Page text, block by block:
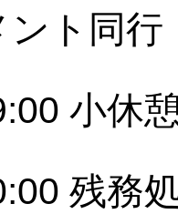
ント同行
小休
残務